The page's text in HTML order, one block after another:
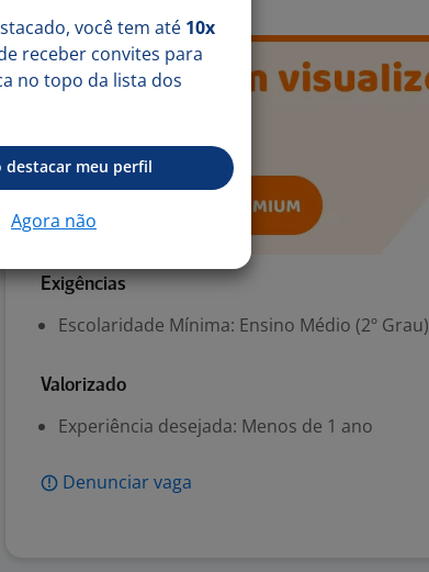
Exigências
Escolaridade Mínima: Ensino Médio (2º Grau)
Valorizado
Experiência desejada: Menos de 1 ano
Denunciar vaga
você tem até 10x
receber convites para
no topo da lista dos
destacar meu perfil
Agora não